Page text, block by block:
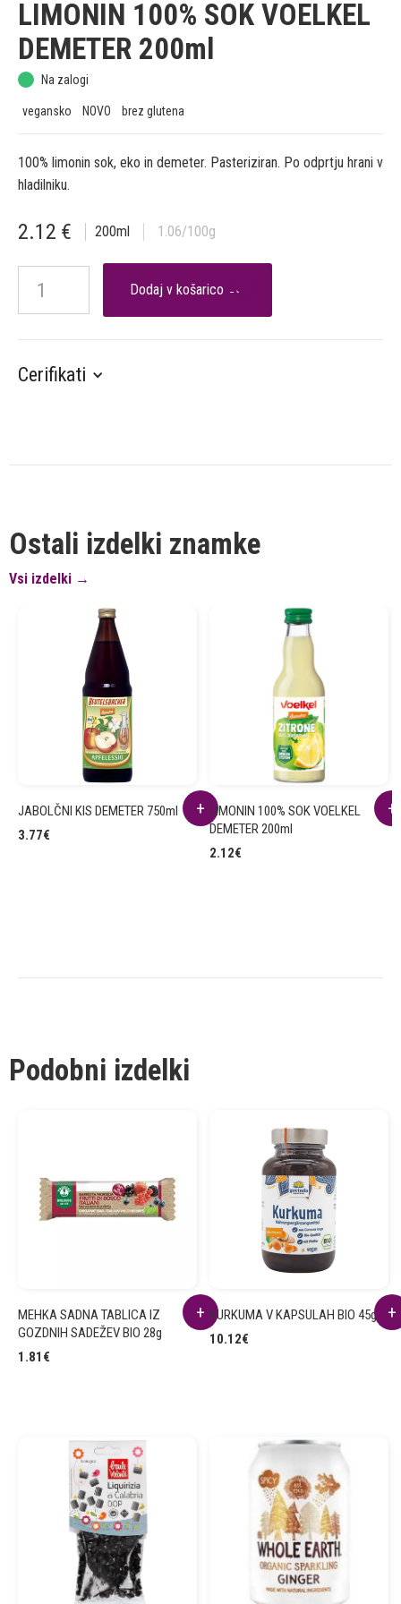
LIMONIN 100% SOK VOELKEL
DEMETER 200ml
Na zalogi
vegansko NOVO brez glutena
100% limonin sok, eko in demeter. Pasteriziran. Po odprtju hrani v
hladilniku.
2.12 € 200ml 1.06/100g

Cerifikati
Ostali izdelki znamke
Vsi izdelki →
JABOLČNI KIS DEMETER 750ml
3.77€
LIMONIN 100% SOK VOELKEL
DEMETER 200ml
2.12€
Podobni izdelki
MEHKA SADNA TABLICA IZ
GOZDNIH SADEŽEV BIO 28g
1.81 €
KURKUMA V KAPSULAH BIO 45g
10.12€